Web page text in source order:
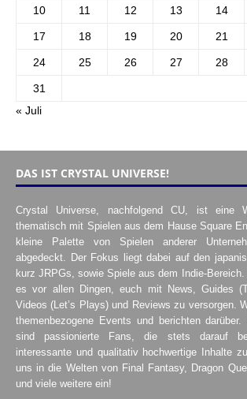
10 11 12 13 14
17 18 19 20 21
24 25 26 27 28
31
« Juli
DAS IST CRYSTAL UNIVERSE!
Crystal Universe, nachfolgend CU, ist eine
thematisch mit Spielen aus dem Hause Square
kleine Palette von Spielen anderer
abgedeckt. Der Fokus liegt dabei auf den
kurz JRPGs, sowie Spiele aus dem Indie-
es vor allen Dingen, euch mit News, Guides
Videos (Let’s Plays) und Reviews zu versorgen.
themenbezogene Events und berichten darüber.
sind passionierte Fans, die stets darauf
interessante und qualitativ hochwertige Inhalte
uns in die Welten von Final Fantasy, Dragon
und viele weitere ein!